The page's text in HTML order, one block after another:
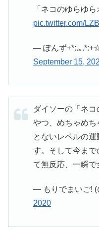
「ネコのゆらゆら
pic.twitter.com/
— ぽんず+*:.｡
September 15,
ダイソーの「ネ
やつ、めちゃめち
とないレベルの
す。そして今まで
て無反応、一瞬で
— もりでまいご!
2020